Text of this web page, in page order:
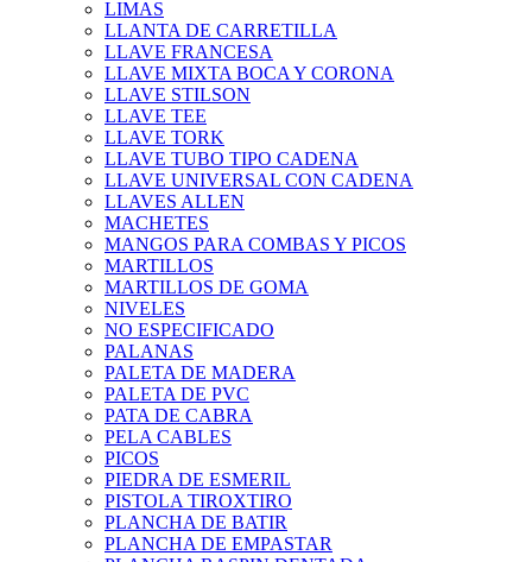
LIMAS
LLANTA DE CARRETILLA
LLAVE FRANCESA
LLAVE MIXTA BOCA Y CORONA
LLAVE STILSON
LLAVE TEE
LLAVE TORK
LLAVE TUBO TIPO CADENA
LLAVE UNIVERSAL CON CADENA
LLAVES ALLEN
MACHETES
MANGOS PARA COMBAS Y PICOS
MARTILLOS
MARTILLOS DE GOMA
NIVELES
NO ESPECIFICADO
PALANAS
PALETA DE MADERA
PALETA DE PVC
PATA DE CABRA
PELA CABLES
PICOS
PIEDRA DE ESMERIL
PISTOLA TIROXTIRO
PLANCHA DE BATIR
PLANCHA DE EMPASTAR